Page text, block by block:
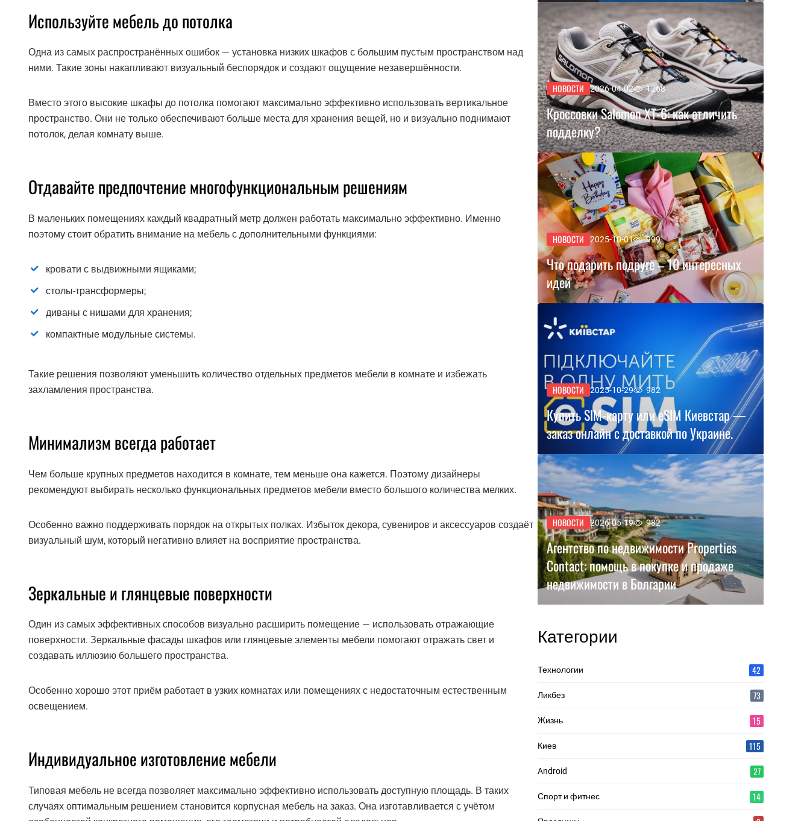
Используйте мебель до потолка
Одна из самых распространённых ошибок — установка низких шкафов с большим пустым пространством над
ними. Такие зоны накапливают визуальный беспорядок и создают ощущение незавершённости.
Вместо этого высокие шкафы до потолка помогают максимально эффективно использовать вертикальное
пространство. Они не только обеспечивают больше места для хранения вещей, но и визуально поднимают
потолок, делая комнату выше.
Отдавайте предпочтение многофункциональным решениям
В маленьких помещениях каждый квадратный метр должен работать максимально эффективно. Именно
поэтому стоит обратить внимание на мебель с дополнительными функциями:
кровати с выдвижными ящиками;
столы-трансформеры;
диваны с нишами для хранения;
компактные модульные системы.
Такие решения позволяют уменьшить количество отдельных предметов мебели в комнате и избежать
захламления пространства.
Минимализм всегда работает
Чем больше крупных предметов находится в комнате, тем меньше она кажется. Поэтому дизайнеры
рекомендуют выбирать несколько функциональных предметов мебели вместо большого количества мелких.
Особенно важно поддерживать порядок на открытых полках. Избыток декора, сувениров и аксессуаров создаёт
визуальный шум, который негативно влияет на восприятие пространства.
Зеркальные и глянцевые поверхности
Один из самых эффективных способов визуально расширить помещение — использовать отражающие
поверхности. Зеркальные фасады шкафов или глянцевые элементы мебели помогают отражать свет и
создавать иллюзию большего пространства.
Особенно хорошо этот приём работает в узких комнатах или помещениях с недостаточным естественным
освещением.
Индивидуальное изготовление мебели
Типовая мебель не всегда позволяет максимально эффективно использовать доступную площадь. В таких
случаях оптимальным решением становится корпусная мебель на заказ. Она изготавливается с учётом
НОВОСТИ 2026-04-02 1268
Кроссовки Salomon XT-6: как отличить
подделку?
НОВОСТИ 2025-10-01 999
Что подарить подруге – 10 интересных
идей
НОВОСТИ 2025-10-29 982
Купить SIM-карту или eSIM Киевстар —
заказ онлайн с доставкой по Украине.
НОВОСТИ 2026-05-19 982
Агентство по недвижимости Properties
Contact: помощь в покупке и продаже
недвижимости в Болгарии
Категории
Технологии 42
Ликбез 73
Жизнь 15
Киев 115
Android 27
Спорт и фитнес 14